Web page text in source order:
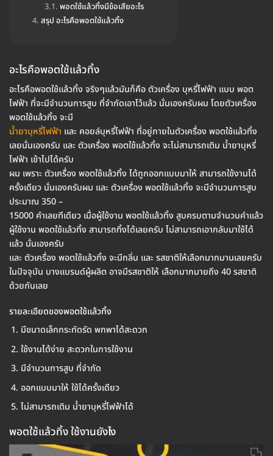
พอตใช้แล้วทิ้งมีข้อเสียอะไร
สรุป อะไรคือพอตใช้แล้วทิ้ง
อะไรคือพอตใช้แล้วทิ้ง
อะไรคือพอตใช้แล้วทิ้ง จริงๆแล้วมันก็คือ ตัวเครื่อง บุหรี่ไฟฟ้า แบบ พอต
ไฟฟ้า ที่จะมีจำนวนการสูบ ที่จำกัดเอาไว้แล้ว นั่นเองครับผม โดยตัวเครื่อง
พอตใช้แล้วทิ้ง จะมี
น้ำยาบุหรี่ไฟฟ้า และ คอยล์บุหรี่ไฟฟ้า ที่อยู่ภายในตัวเครื่อง พอตใช้แล้วทิ้ง
เลยนั่นเองครับ และ ตัวเครื่อง พอตใช้แล้วทิ้ง จะไม่สามารถเติม น้ำยาบุหรี่
ไฟฟ้า เข้าไปได้ครับ
ผม เพราะ ตัวเครื่อง พอตใช้แล้วทิ้ง ได้ถูกออกแบบมาให้ สามารถใช้งานได้
ครั้งเดียว นั่นเองครับผม และ ตัวเครื่อง พอตใช้แล้วทิ้ง จะมีจำนวนการสูบ
ประมาณ 350 –
15000 คำเลยทีเดียว เมื่อผู้ใช้งาน พอตใช้แล้วทิ้ง สูบครบตามจำนวนคำแล้ว
ผู้ใช้งาน พอตใช้แล้วทิ้ง สามารถทิ้งได้เลยครับ ไม่สามารถเอากลับมาใช้ได้
แล้ว นั่นเองครับ
และ ตัวเครื่อง พอตใช้แล้วทิ้ง จะมีกลิ่น และ รสชาติให้เลือกมากมานเลยครับ
ในปัจจุบัน บางแบรนด์ผู้ผลิต อาจมีรสชาติให้ เลือกมากมายถึง 40 รสชาติ
ด้วยกันเลย
รายละเอียดของพอตใช้แล้วทิ้ง
มีขนาดเล็กกระทัดรัด พกพาได้สะดวก
ใช้งานได้ง่าย สะดวกในการใช้งาน
มีจำนวนการสูบ ที่จำกัด
ออกแบบมาให้ ใช้ได้ครั้งเดียว
ไม่สามารถเติม น้ำยาบุหรี่ไฟฟ้าได้
พอตใช้แล้วทิ้ง ใช้งานยังไง